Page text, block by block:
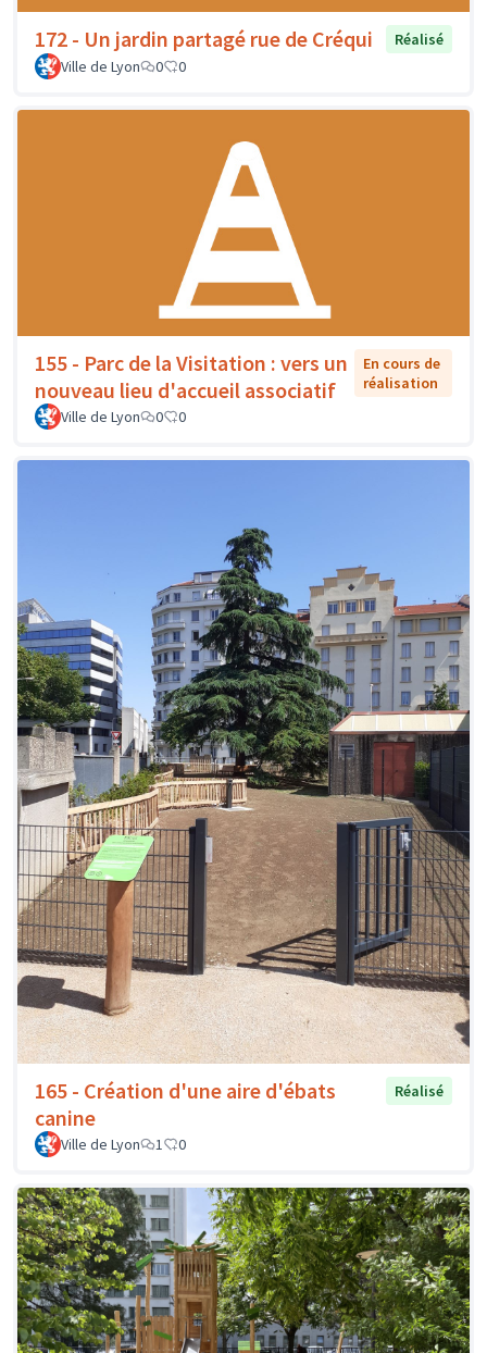
172 - Un jardin partagé rue de Créqui
Réalisé
Ville de Lyon
0 0
155 - Parc de la Visitation : vers un
nouveau lieu d'accueil associatif
En cours de
réalisation
Ville de Lyon
0 0
165 - Création d'une aire d'ébats
canine
Réalisé
Ville de Lyon 1 0